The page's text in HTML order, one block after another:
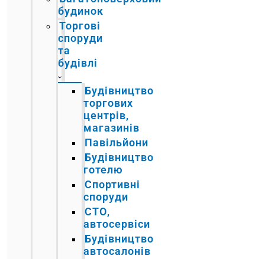
будинок
Торгові
споруди
та
будівлі
Будівництво
торгових
центрів,
магазинів
Павільйони
Будівництво
готелю
Спортивні
споруди
СТО,
автосервіси
Будівництво
автосалонів